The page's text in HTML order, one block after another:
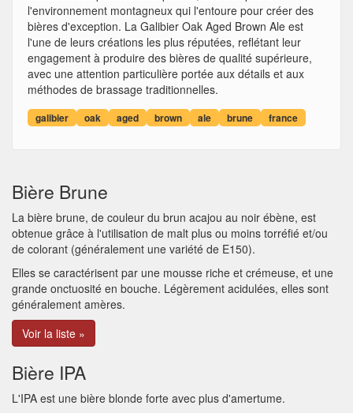
l'environnement montagneux qui l'entoure pour créer des
bières d'exception. La Galibier Oak Aged Brown Ale est
l'une de leurs créations les plus réputées, reflétant leur
engagement à produire des bières de qualité supérieure,
avec une attention particulière portée aux détails et aux
méthodes de brassage traditionnelles.
galibier oak aged brown ale brune france
Bière Brune
La bière brune, de couleur du brun acajou au noir ébène, est
obtenue grâce à l'utilisation de malt plus ou moins torréfié et/ou
de colorant (généralement une variété de E150).
Elles se caractérisent par une mousse riche et crémeuse, et une
grande onctuosité en bouche. Légèrement acidulées, elles sont
généralement amères.
Voir la liste »
Bière IPA
L'IPA est une bière blonde forte avec plus d'amertume.